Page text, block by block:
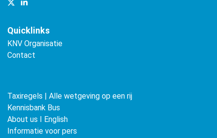
Quicklinks
KNV Organisatie
Contact
Taxiregels | Alle wetgeving op een rij
Kennisbank Bus
About us ǀ English
Informatie voor pers